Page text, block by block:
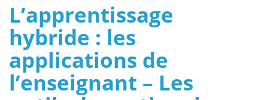
L’apprentissage
hybride : les
applications de
l’enseignant – Les